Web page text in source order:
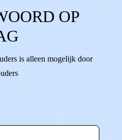
OP
is alleen mogelijk door